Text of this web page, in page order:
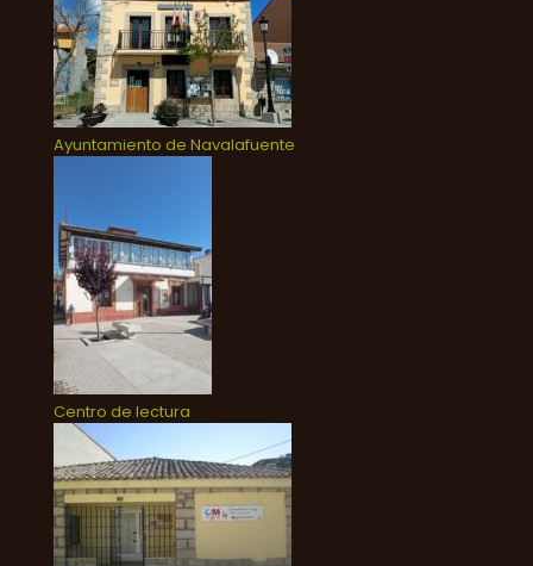
Ayuntamiento de Navalafuente
Centro de lectura